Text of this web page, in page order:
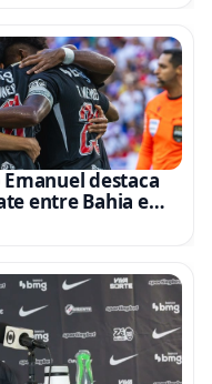
destaca
entre Bahia e